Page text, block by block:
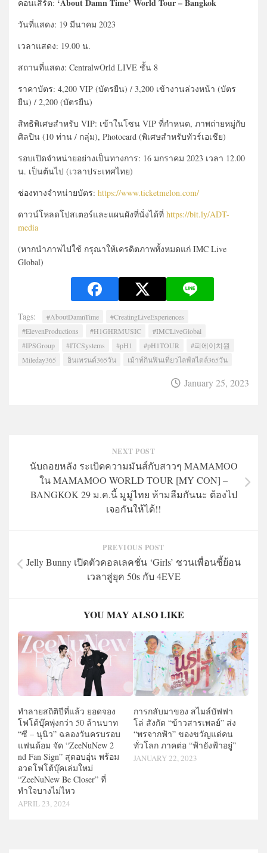
คอนเสิร์ต: ‘About Damn Time’ World Tour – Bangkok
วันที่แสดง: 19 มีนาคม 2023
เวลาแสดง: 19.00 น.
สถานที่แสดง: CentralwOrld LIVE ชั้น 8
ราคาบัตร: 4,200 VIP (บัตรยืน) / 3,200 เข้างานล่วงหน้า (บัตร
ยืน) / 2,200 (บัตรยืน)
สิทธิพิเศษสำหรับ VIP: เข้าในโซน VIP ที่กำหนด, ภาพถ่ายหมู่กับ
ศิลปิน (10 ท่าน / กลุ่ม), Photocard (พิเศษสำหรับทัวร์เอเชีย)
รอบเปิดจำหน่ายอย่างเป็นทางการ: 16 มกราคม 2023 เวลา 12.00
น. เป็นต้นไป (เวลาประเทศไทย)
ช่องทางจำหน่ายบัตร: https://www.ticketmelon.com/
ดาวน์โหลดโปสเตอร์และแผนผังที่นั่งได้ที่ https://bit.ly/ADT-
media
(หากนำภาพไปใช้ กรุณาให้เครดิตภาพทั้งหมดแก่ IMC Live
Global)
Tags: #AboutDamnTime
#CreatingLiveExperiences
#ElevenProductions
#H1GHRMUSIC
#IMCLiveGlobal
#IPSGroup
#ITCSystems #pH1 #pH1TOUR
#피에이치원
Mileday365
อินเทรนด์365วัน เม้าท์กินฟินเที่ยวไลฟ์สไตล์365วัน
January 25, 2023
NEXT POST
นับถอยหลัง ระเบิดความมันส์กับสาวๆ MAMAMOO
ใน MAMAMOO WORLD TOUR [MY CON] –
BANGKOK 29 ม.ค.นี้ มูมู่ไทย ห้ามลืมกันนะ ต้องไป
เจอกันให้ได้!!
PREVIOUS POST
Jelly Bunny เปิดตัวคอลเลคชั่น ‘Girls’ ชวนเพื่อนซี้ย้อน
เวลาสู่ยุค 50s กับ 4EVE
YOU MAY ALSO LIKE
ทำลายสถิติปีที่แล้ว ยอดจอง
โฟโต้บุ๊คพุ่งกว่า 50 ล้านบาท
“ซี – นุนิว” ฉลองวันครบรอบ
แฟนด้อม จัด “ZeeNuNew 2
nd Fan Sign” สุดอบอุ่น พร้อม
อวดโฟโต้บุ๊คเล่มใหม่
“ZeeNuNew Be Closer” ที่
ทำใจบางไม่ไหว
APRIL 23, 2024
การกลับมาของ สไมล์บัฟฟา
โล่ สังกัด “ข้าวสารเพลย์” ส่ง
“พรจากฟ้า” ของขวัญแด่คน
ทั่วโลก ภาคต่อ “ฟ้ายังฟ้าอยู่”
JANUARY 22, 2023